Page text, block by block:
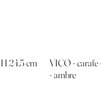
24,5 cm
VICO - carafe
- ambre